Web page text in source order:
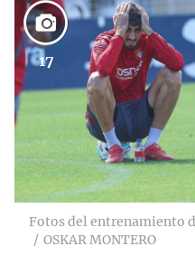
17
Fotos del entrenamiento
OSKAR MONTERO